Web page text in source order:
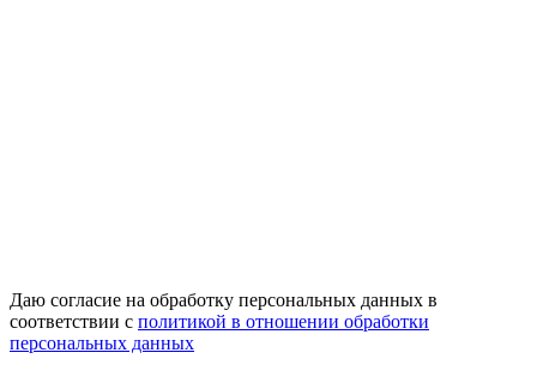
Даю согласие на обработку персональных данных в
соответствии с политикой в отношении обработки
персональных данных